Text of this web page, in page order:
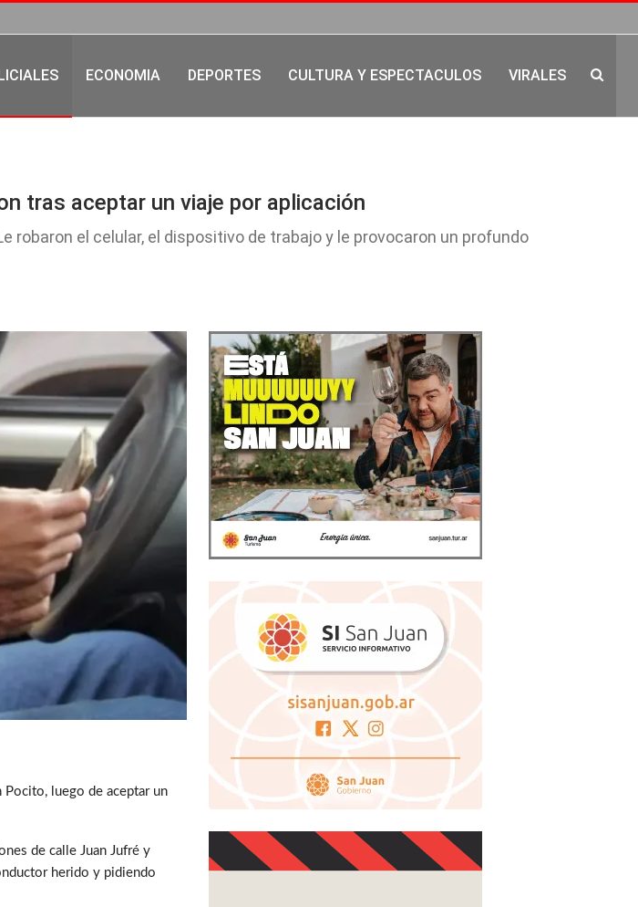
ECONOMIA DEPORTES CULTURA Y ESPECTACULOS VIRALES
tras aceptar un viaje por aplicación
robaron el celular, el dispositivo de trabajo y le provocaron un profundo
luego de aceptar un
de calle Juan Jufré y
herido y pidiendo